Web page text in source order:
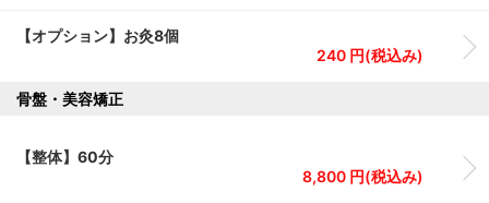
【オプション】お灸8個
240 円(税込み)
骨盤・美容矯正
【整体】60分
8,800 円(税込み)